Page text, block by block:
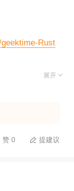
Rust
展开 
赞 0  提建议